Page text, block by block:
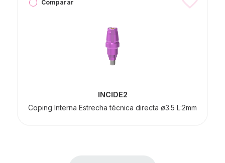
Comparar
INCIDE2
Coping Interna Estrecha técnica directa ø3.5 L:2mm